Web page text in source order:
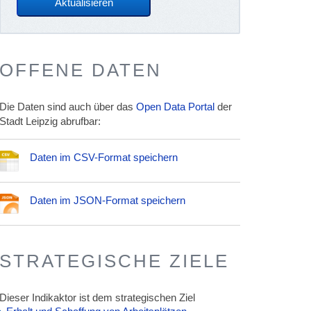
OFFENE DATEN
Die Daten sind auch über dasOpen Data Portal der
Stadt Leipzig abrufbar:
Daten im CSV-Format speichern
Daten im JSON-Format speichern
STRATEGISCHE ZIELE
Dieser Indikaktor ist dem strategischen Ziel